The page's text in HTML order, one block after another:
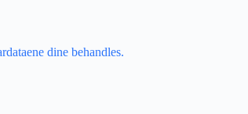
dine behandles.